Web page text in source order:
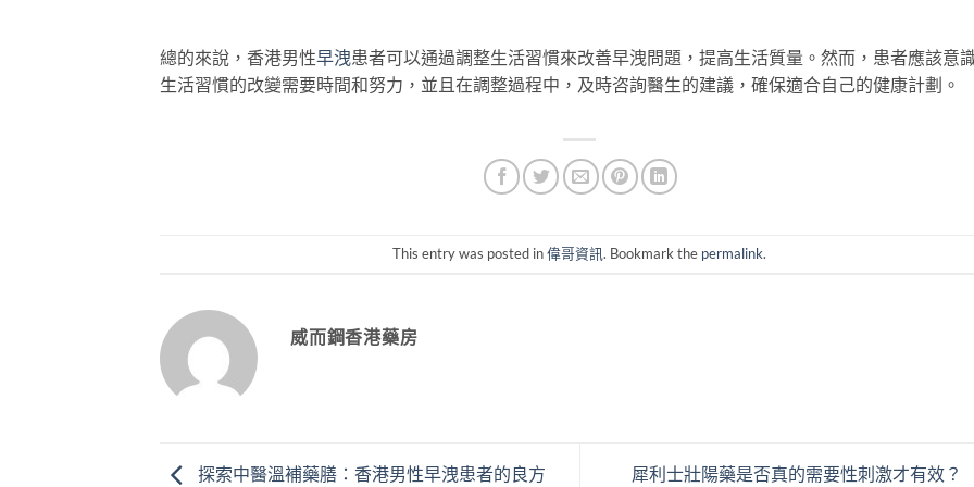
總的來說，香港男性早洩患者可以通過調整生活習慣來改善早洩問題，提高生活質量。然而，患者應該意
生活習慣的改變需要時間和努力，並且在調整過程中，及時咨詢醫生的建議，確保適合自己的健康計劃。
This entry was posted in偉哥資訊. Bookmark the permalink.
威而鋼香港藥房
探索中醫溫補藥膳：香港男性早洩患者的良方 犀利士壯陽藥是否真的需要性刺激才有效？